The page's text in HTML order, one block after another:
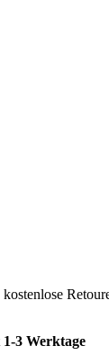
kostenlose
1-3 Werktage